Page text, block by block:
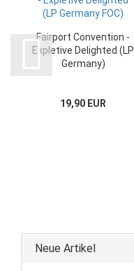
Fairport Convention -
Expletive Delighted (LP
Germany)
19,90 EUR
Neue Artikel